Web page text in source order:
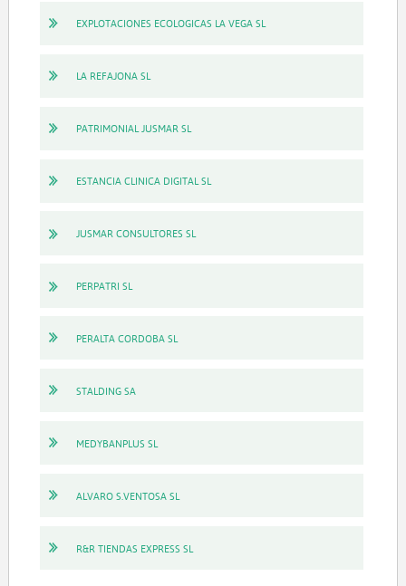
EXPLOTACIONES ECOLOGICAS LA VEGA SL
LA REFAJONA SL
PATRIMONIAL JUSMAR SL
ESTANCIA CLINICA DIGITAL SL
JUSMAR CONSULTORES SL
PERPATRI SL
PERALTA CORDOBA SL
STALDING SA
MEDYBANPLUS SL
ALVARO S.VENTOSA SL
R&R TIENDAS EXPRESS SL